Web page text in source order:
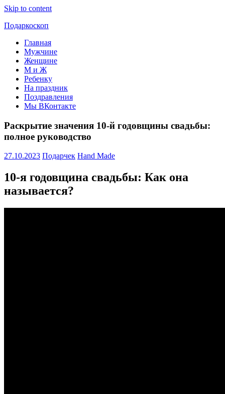
Skip to content
Подаркоскоп
Поможем
выбрать
подарить
Главная
Мужчине
Женщине
М и Ж
Ребенку
На праздник
Поздравления
Мы ВКонтакте
Раскрытие значения 10-й годовщины свадьбы:
полное руководство
27.10.2023 Подарчек Hand Made
10-я годовщина свадьбы: Как она
называется?